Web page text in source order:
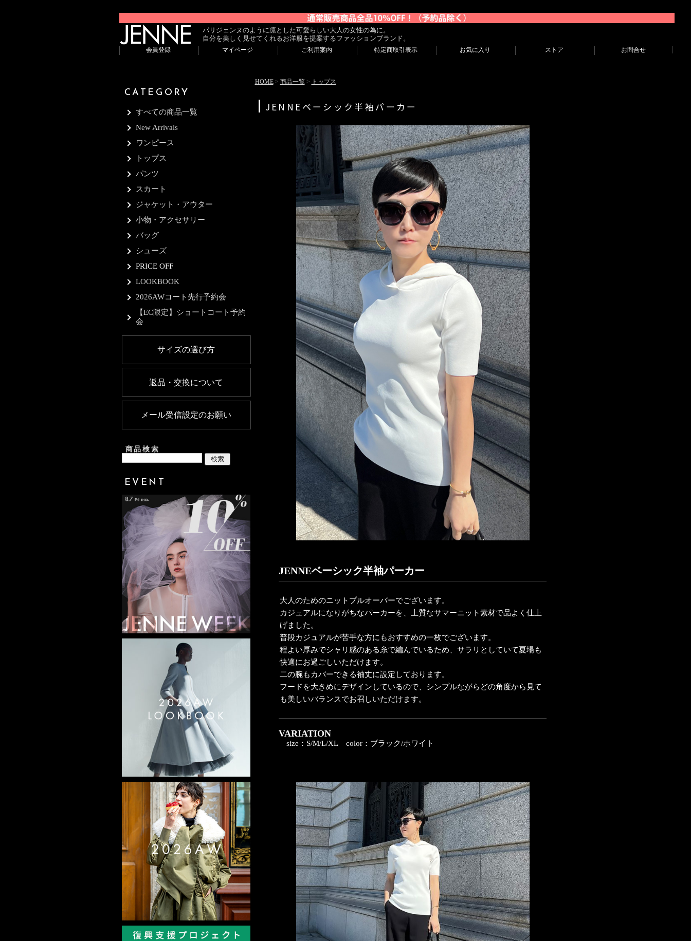
パリジェンヌのように凛とした可愛らしい大人の女性の為に。
自分を美しく見せてくれるお洋服を提案するファッションブランド。
会員登録 マイページ ご利用案内 特定商取引表示 お気に入り ストア お問合せ
CATEGORY
すべての商品一覧
New Arrivals
ワンピース
トップス
パンツ
スカート
ジャケット・アウター
小物・アクセサリー
バッグ
シューズ
PRICE OFF
LOOKBOOK
2026AWコート先行予約会
【EC限定】ショートコート予約
会
サイズの選び方
返品・交換について
メール受信設定のお願い
商品検索
EVENT
HOME> 商品一覧> トップス
JENNEベーシック半袖パーカー
JENNEベーシック半袖パーカー
大人のためのニットプルオーバーでございます。
カジュアルになりがちなパーカーを、上質なサマーニット素材で品よく仕上
げました。
普段カジュアルが苦手な方にもおすすめの一枚でございます。
程よい厚みでシャリ感のある糸で編んでいるため、サラリとしていて夏場も
快適にお過ごしいただけます。
二の腕もカバーできる袖丈に設定しております。
フードを大きめにデザインしているので、シンプルながらどの角度から見て
も美しいバランスでお召しいただけます。
VARIATION
size：S/M/L/XL color：ブラック/ホワイト